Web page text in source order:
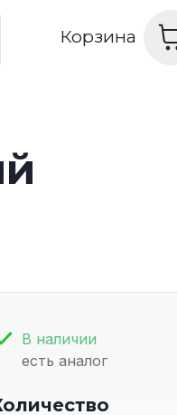
Корзина
В наличии
есть аналог